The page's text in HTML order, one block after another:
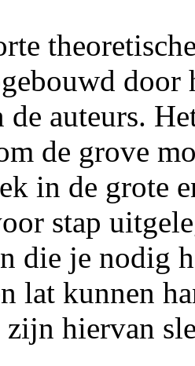
door
auteurs.
de grove
in de grote
stap
die je nodig
lat kunnen
hiervan